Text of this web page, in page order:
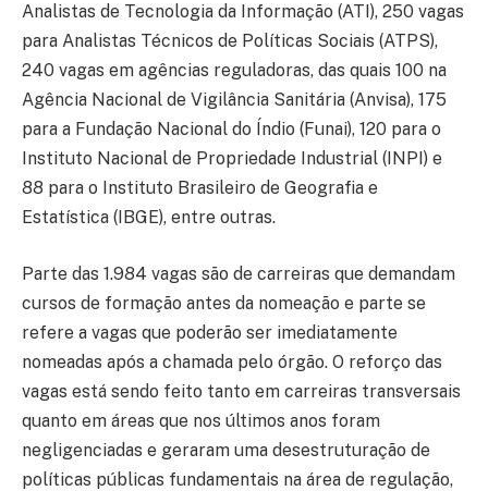
Analistas de Tecnologia da Informação (ATI), 250 vagas
para Analistas Técnicos de Políticas Sociais (ATPS),
240 vagas em agências reguladoras, das quais 100 na
Agência Nacional de Vigilância Sanitária (Anvisa), 175
para a Fundação Nacional do Índio (Funai), 120 para o
Instituto Nacional de Propriedade Industrial (INPI) e
88 para o Instituto Brasileiro de Geografia e
Estatística (IBGE), entre outras.
Parte das 1.984 vagas são de carreiras que demandam
cursos de formação antes da nomeação e parte se
refere a vagas que poderão ser imediatamente
nomeadas após a chamada pelo órgão. O reforço das
vagas está sendo feito tanto em carreiras transversais
quanto em áreas que nos últimos anos foram
negligenciadas e geraram uma desestruturação de
políticas públicas fundamentais na área de regulação,